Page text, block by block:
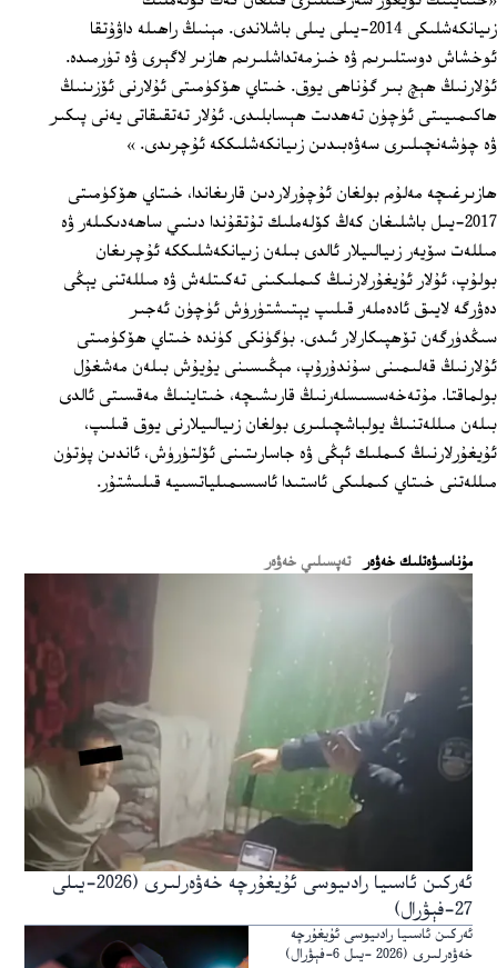
زىيانكەشلىكى 2014-يىلى يىلى باشلاندى. مېنىڭ راھىلە داۋۇتقا
ئوخشاش دوستلىرىم ۋە خىزمەتداشلىرىم ھازىر لاگېرى ۋە تۈرمىدە.
ئۇلارنىڭ ھېچ بىر گۇناھى يوق. خىتاي ھۆكۈمىتى ئۇلارنى ئۆزىنىڭ
ھاكىمىيىتى ئۈچۈن تەھدىت ھېسابلىدى. ئۇلار تەتقىقاتى يەنى پىكىر
ۋە چۈشەنچىلىرى سەۋەبىدىن زىيانكەشلىككە ئۇچرىدى. »
ھازىرغىچە مەلۇم بولغان ئۇچۇرلاردىن قارىغاندا، خىتاي ھۆكۈمىتى
2017-يىل باشلىغان كەڭ كۆلەملىك تۇتقۇندا دىنىي ساھەدىكىلەر ۋە
مىللەت سۆيەر زىيالىيلار ئالدى بىلەن زىيانكەشلىككە ئۇچرىغان
بولۇپ، ئۇلار ئۇيغۇرلارنىڭ كىملىكىنى تەكىتلەش ۋە مىللەتنى يېڭى
دەۋرگە لايىق ئادەملەر قىلىپ يېتىشتۈرۈش ئۈچۈن ئەجىر
سىڭدۈرگەن تۆھپىكارلار ئىدى. بۈگۈنكى كۈندە خىتاي ھۆكۈمىتى
ئۇلارنىڭ قەلىمىنى سۇندۇرۇپ، مېڭىسىنى يۇيۇش بىلەن مەشغۇل
بولماقتا. مۇتەخەسسىسلەرنىڭ قارىشىچە، خىتاينىڭ مەقسىتى ئالدى
بىلەن مىللەتنىڭ يولباشچىلىرى بولغان زىيالىيلارنى يوق قىلىپ،
ئۇيغۇرلارنىڭ كىملىك ئېڭى ۋە جاسارىتىنى ئۆلتۈرۈش، ئاندىن پۈتۈن
مىللەتنى خىتاي كىملىكى ئاستىدا ئاسسىمىلياتسىيە قىلىشتۇر.
ﻣﯘﻧﺎﺳﯩﯟﻩﺗﻠﯩﻚ ﺧﻪﯞﻩﺭ تەپسىلىي خەۋەر
ئەركىن ئاسىيا رادىيوسى ئۇيغۇرچە خەۋەرلىرى (2026-يىلى
27-فېۋرال)
ئەركىن ئاسىيا رادىيوسى ئۇيغۇرچە
خەۋەرلىرى (2026 -يىل 6-فېۋرال)